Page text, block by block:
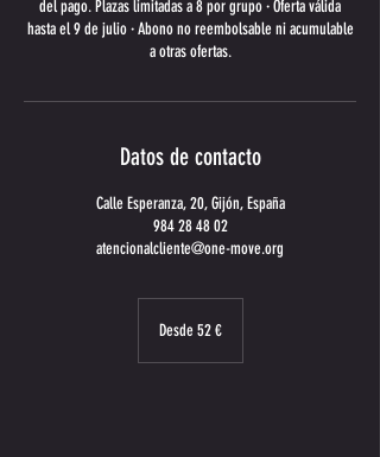
del pago. Plazas limitadas a 8 por grupo · Oferta válida
hasta el 9 de julio · Abono no reembolsable ni acumulable
a otras ofertas.
Datos de contacto
Calle Esperanza, 20, Gijón, España
984 28 48 02
atencionalcliente@one-move.org
eurosDesde 52 €